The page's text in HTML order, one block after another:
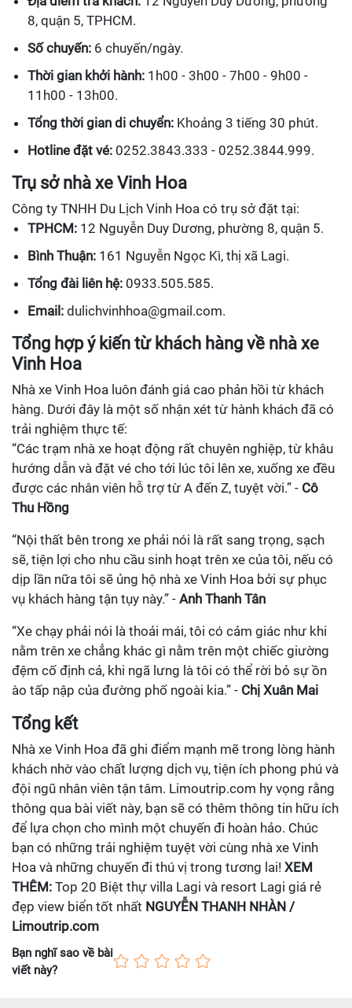
8, quận 5, TPHCM.
Số chuyến: 6 chuyến/ngày.
Thời gian khởi hành: 1h00 - 3h00 - 7h00 - 9h00 -
11h00 - 13h00.
Tổng thời gian di chuyển: Khoảng 3 tiếng 30 phút.
Hotline đặt vé: 0252.3843.333 - 0252.3844.999.
Trụ sở nhà xe Vinh Hoa
Công ty TNHH Du Lịch Vinh Hoa có trụ sở đặt tại:
TPHCM: 12 Nguyễn Duy Dương, phường 8, quận 5.
Bình Thuận: 161 Nguyễn Ngọc Kì, thị xã Lagi.
Tổng đài liên hệ: 0933.505.585.
Email: dulichvinhhoa@gmail.com.
Tổng hợp ý kiến từ khách hàng về nhà xe
Vinh Hoa
Nhà xe Vinh Hoa luôn đánh giá cao phản hồi từ khách
hàng. Dưới đây là một số nhận xét từ hành khách đã có
trải nghiệm thực tế:
“Các trạm nhà xe hoạt động rất chuyên nghiệp, từ khâu
hướng dẫn và đặt vé cho tới lúc tôi lên xe, xuống xe đều
được các nhân viên hỗ trợ từ A đến Z, tuyệt vời.” - Cô
Thu Hồng
“Nội thất bên trong xe phải nói là rất sang trọng, sạch
sẽ, tiện lợi cho nhu cầu sinh hoạt trên xe của tôi, nếu có
dịp lần nữa tôi sẽ ủng hộ nhà xe Vinh Hoa bởi sự phục
vụ khách hàng tận tụy này.” - Anh Thanh Tân
“Xe chạy phải nói là thoải mái, tôi có cảm giác như khi
nằm trên xe chẳng khác gì nằm trên một chiếc giường
đệm cố định cả, khi ngã lưng là tôi có thể rời bỏ sự ồn
ào tấp nập của đường phố ngoài kia.” - Chị Xuân Mai
Tổng kết
Nhà xe Vinh Hoa đã ghi điểm mạnh mẽ trong lòng hành
khách nhờ vào chất lượng dịch vụ, tiện ích phong phú và
đội ngũ nhân viên tận tâm. Limoutrip.com hy vọng rằng
thông qua bài viết này, bạn sẽ có thêm thông tin hữu ích
để lựa chọn cho mình một chuyến đi hoàn hảo. Chúc
bạn có những trải nghiệm tuyệt vời cùng nhà xe Vinh
Hoa và những chuyến đi thú vị trong tương lai! XEM
THÊM: Top 20 Biệt thự villa Lagi và resort Lagi giá rẻ
đẹp view biển tốt nhất NGUYỄN THANH NHÀN /
Limoutrip.com
Bạn nghĩ sao về bài
viết này?